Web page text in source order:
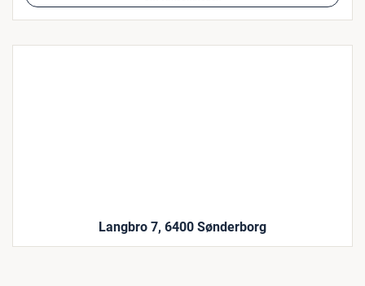
Langbro 7, 6400 Sønderborg